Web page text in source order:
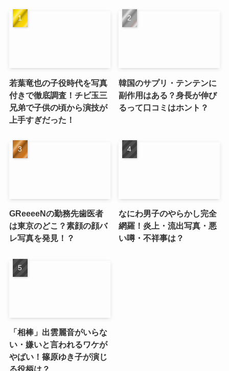
若葉竜也の子役時代を写真
付きで徹底調査！チビ玉三
兄弟で子供の頃から演技が
上手すぎだった！
韓国のサプリ・テンテンに
副作用はある？身長が伸び
るって口コミはホント？
GReeeeNの勤務先歯医者
は東京のどこ？素顔の顔バ
レ写真を発見！？
なにわ男子のやらかし完全
網羅！炎上・流出写真・悪
い噂・不祥事は？
「相棒」出雲麗音がいらな
い・嫌いと言われるワケが
やばい！篠原ゆき子が演じ
る役柄は？